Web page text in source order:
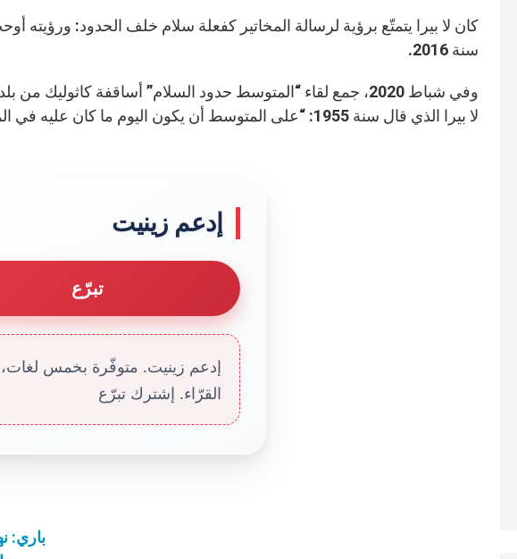
كان لا بيرا يتمتّع برؤية لرسالة المخاتير كفعلة سلام خلف الحدود: ورؤيته
سنة 2016.
وفي شباط 2020، جمع لقاء “المتوسط حدود السلام” أساقفة
لا بيرا الذي قال سنة 1955: “على المتوسط أن يكون اليوم ما كان عليه في الماضي”.
إدعم زينيت
تبرّع
إدعم زينيت. متوفّرة بخمس لغات،
القرّاء. إشترك تبرّع
باري: